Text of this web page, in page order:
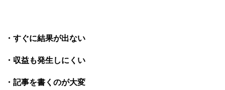
・すぐに結果が出ない
・収益も発生しにくい
・記事を書くのが大変